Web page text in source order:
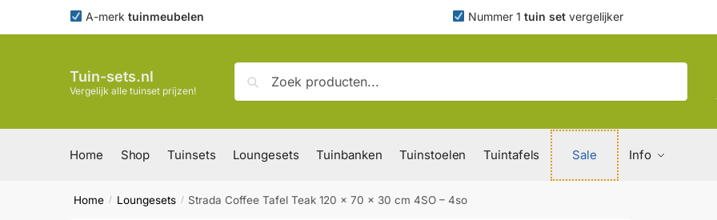
A-merk tuinmeubelen Nummer 1 tuin set vergelijker
Tuin-sets.nl
Vergelijk alle tuinset prijzen!
naar:
Zoeken
Home Shop Tuinsets Loungesets Tuinbanken Tuinstoelen Tuintafels Sale Info
Home / Loungesets / Strada Coffee Tafel Teak 120 x 70 x 30 cm 4SO – 4so